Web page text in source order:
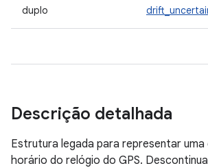
duplo
Descrição detalhada
Estrutura legada para representar
horário do relógio do GPS.